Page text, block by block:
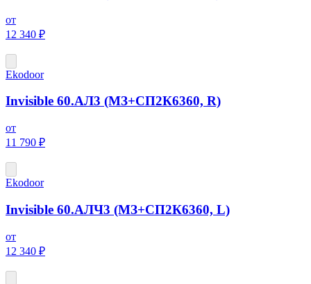
от
12 340 ₽
Ekodoor
Invisible 60.АЛ3 (МЗ+СП2К6360, R)
от
11 790 ₽
Ekodoor
Invisible 60.АЛЧ3 (МЗ+СП2К6360, L)
от
12 340 ₽